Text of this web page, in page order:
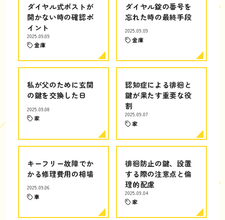
ダイヤル式ポストが
開かない時の確認ポ
イント
2025.09.09
金庫
ダイヤル錠の番号を
忘れた時の最終手段
2025.09.09
金庫
私が父のために玄関
の鍵を交換した日
2025.09.08
家
認知症による徘徊と
鍵が果たす重要な役
割
2025.09.07
家
キーフリー故障でか
かる修理費用の相場
2025.09.06
車
徘徊防止の鍵、設置
する際の注意点と倫
理的配慮
2025.09.04
家